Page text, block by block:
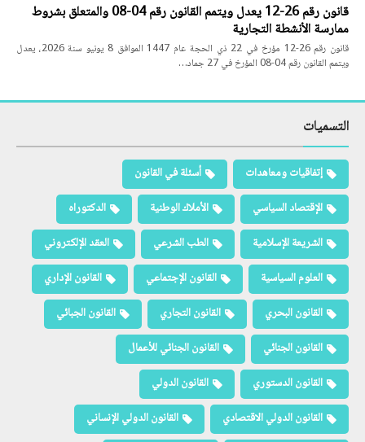
قانون رقم 26-12 يعدل ويتمم القانون رقم 04-08 والمتعلق بشروط
ممارسة الأنشطة التجارية
قانون رقم 26-12 مؤرخ في 22 ذي الحجة عام 1447 الموافق 8 يونيو سنة 2026، يعدل
ويتمم القانون رقم 04-08 المؤرخ في 27 جماد…
التسميات
إتفاقيات ومعاهدات
أسئلة في القانون
الإقتصاد السياسي
الأملاك الوطنية
الدكتوراه
الشريعة الإسلامية
الطب الشرعي
العقد الإلكتروني
العلوم السياسية
القانون الإجتماعي
القانون الإداري
القانون البحري
القانون التجاري
القانون الجبائي
القانون الجنائي
القانون الجنائي للأعمال
القانون الدستوري
القانون الدولي
القانون الدولي الاقتصادي
القانون الدولي الإنساني